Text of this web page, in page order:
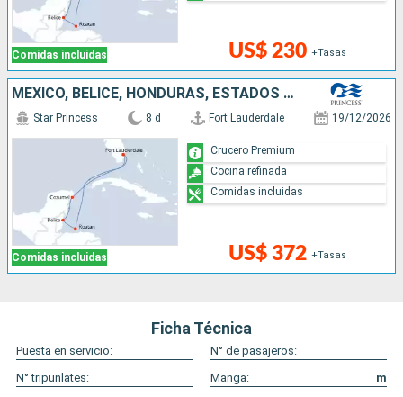
Comidas incluidas US$ 230 +Tasas
MÉXICO, BELICE, HONDURAS, ESTADOS UNIDOS
Comidas incluidas
Star Princess 8 d Fort Lauderdale 19/12/2026
US$ 372 +Tasas
Crucero Premium
Cocina refinada
Comidas incluidas
Ficha Técnica
Puesta en servicio:
N° de pasajeros:
N° tripunlates:
Manga:
m